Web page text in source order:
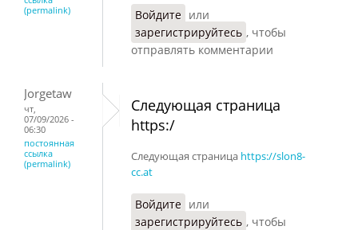
(permalink)
Войдите или
зарегистрируйтесь , чтобы
отправлять комментарии
Jorgetaw
чт,
07/09/2026 -
06:30
постоянная
ссылка
(permalink)
Следующая страница
https:/
Следующая страница https://slon8-
cc.at
Войдите или
зарегистрируйтесь , чтобы